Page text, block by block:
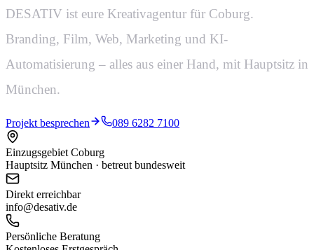
DESATIV ist eure Kreativagentur für Coburg.
Branding, Film, Web, Marketing und KI-
Automatisierung – alles aus einer Hand, mit Hauptsitz in
München.
Projekt besprechen 089 6282 7100
Einzugsgebiet Coburg
Hauptsitz München · betreut bundesweit
Direkt erreichbar
info@desativ.de
Persönliche Beratung